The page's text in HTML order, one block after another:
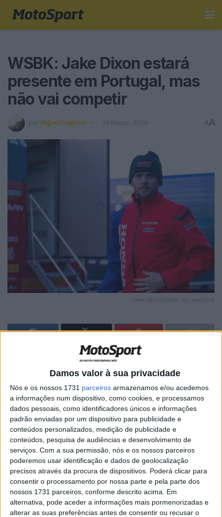
Damos valor à sua privacidade
Nós e os nossos 1731 parceiros armazenamos e/ou acedemos
a informações num dispositivo, como cookies, e processamos
dados pessoais, como identificadores únicos e informações
padrão enviadas por um dispositivo para publicidade e
conteúdos personalizados, medição de publicidade e
conteúdos, pesquisa de audiências e desenvolvimento de
serviços. Com a sua permissão, nós e os nossos parceiros
poderemos usar identificação e dados de geolocalização
precisos através da procura de dispositivos. Poderá clicar para
consentir o processamento por nossa parte e pela parte dos
nossos 1731 parceiros, conforme descrito acima. Em
alternativa, pode aceder a informações mais pormenorizadas e
alterar as suas preferências antes de consentir ou recusar o
WSBK: Jake Dixon estará
presente em Portugal, mas
não vai competir
por Miguel Fragoso 26 Março, 2026 AA
Fonte:iNSTAGRAM/ hrc_worldsbk
🔊 Ouvir artigo
Jake Dixon estará em Portimão este fim de semana para
a ronda portuguesa do WorldSBK, após um “exame
positivo” à lesão no punho na semana passada.
O piloto britânico não vai competir em Portimão,
enquanto continua a recuperar das fraturas no punho
que o afastaram da ronda da Austrália em fevereiro e dos
dois dias de testes em Portimão nos dias 9 e 10 de
março.
Dixon será substituído por Jonathan Rea, que se mostrou
“otimista” em relação ao projeto HRC antes da sua